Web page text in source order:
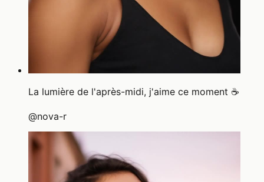
La lumière de l'après-midi, j'aime ce moment ☕
@nova-r